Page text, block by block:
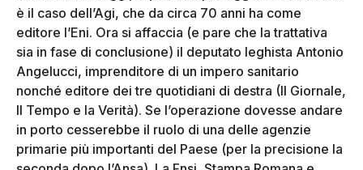
è il caso dell’Agi, che da circa 70 anni ha come
editore l’Eni. Ora si affaccia (e pare che la trattativa
sia in fase di conclusione) il deputato leghista Antonio
Angelucci, imprenditore di un impero sanitario
nonché editore dei tre quotidiani di destra (Il Giornale,
Il Tempo e la Verità). Se l’operazione dovesse andare
in porto cesserebbe il ruolo di una delle agenzie
primarie più importanti del Paese (per la precisione la